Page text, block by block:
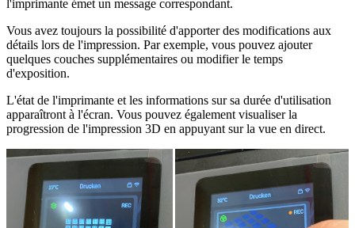
l'imprimante émet un message correspondant.
Vous avez toujours la possibilité d'apporter des modifications aux
détails lors de l'impression. Par exemple, vous pouvez ajouter
quelques couches supplémentaires ou modifier le temps
d'exposition.
L'état de l'imprimante et les informations sur sa durée d'utilisation
apparaîtront à l'écran. Vous pouvez également visualiser la
progression de l'impression 3D en appuyant sur la vue en direct.